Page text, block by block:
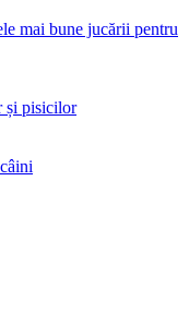
mai bune jucării pentru
și pisicilor